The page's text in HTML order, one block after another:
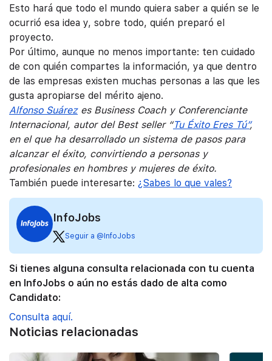
Esto hará que todo el mundo quiera saber a quién se le
ocurrió esa idea y, sobre todo, quién preparó el
proyecto.
Por último, aunque no menos importante: ten cuidado
de con quién compartes la información, ya que dentro
de las empresas existen muchas personas a las que les
gusta apropiarse del mérito ajeno.
Alfonso Suárezes Business Coach y Conferenciante
Internacional, autor del Best seller “Tu Éxito Eres Tú”,
en el que ha desarrollado un sistema de pasos para
alcanzar el éxito, convirtiendo a personas y
profesionales en hombres y mujeres de éxito.
También puede interesarte: ¿Sabes lo que vales?
InfoJobs
Seguir a @InfoJobs
Si tienes alguna consulta relacionada con tu cuenta
en InfoJobs o aún no estás dado de alta como
Candidato:
Consulta aquí.
Noticias relacionadas